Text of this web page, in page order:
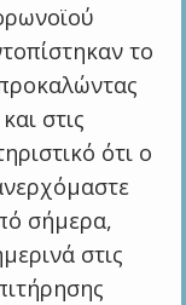
το
στις
ότι ο
σήμερα,
στις